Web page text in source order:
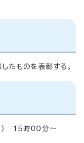
たものを表彰する。
） 15時00分～